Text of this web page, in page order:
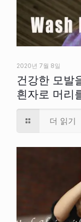
2020년 7월 8일
건강한 모발
흰자로 머리
더 읽기